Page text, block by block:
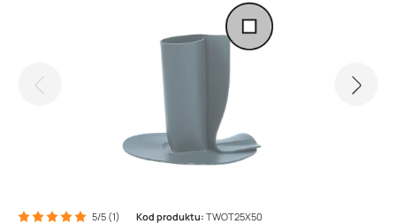
5/5 (1) Kod produktu: TWOT25X50